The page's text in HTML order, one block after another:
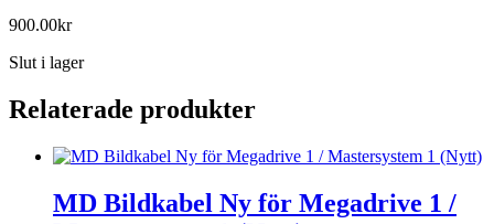
900.00kr
Slut i lager
Relaterade produkter
MD Bildkabel Ny för Megadrive 1 /